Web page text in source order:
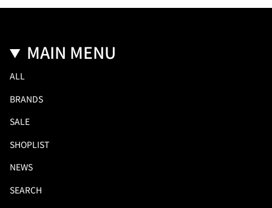
MAIN MENU
ALL
BRANDS
SALE
SHOPLIST
NEWS
SEARCH